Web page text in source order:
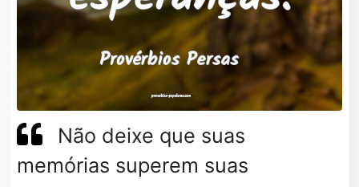
Não deixe que suas
memórias superem suas